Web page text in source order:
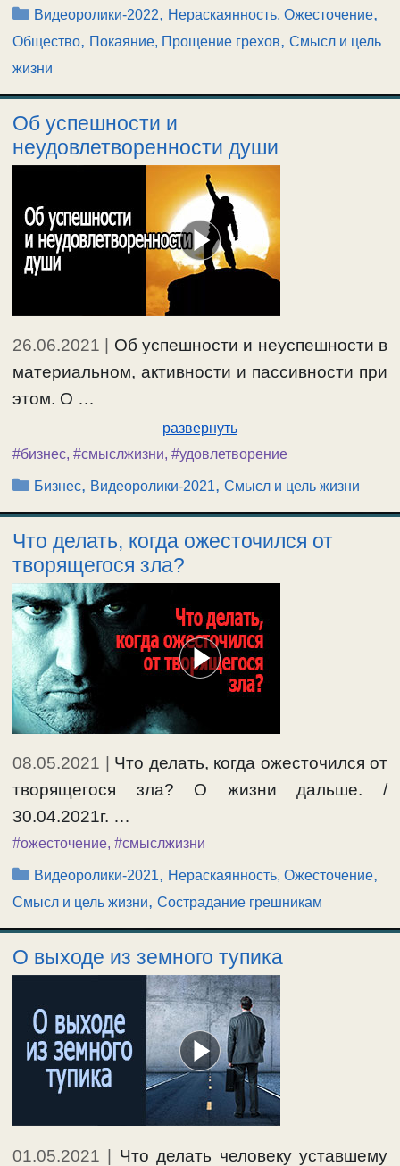
Рубрики
Видеоролики-2022, Нераскаянность, Ожесточение,
Общество, Покаяние, Прощение грехов, Смысл и цель
жизни
Об успешности и
неудовлетворенности души
26.06.2021
Об успешности и неуспешности в
материальном, активности и пассивности при
этом. О …
развернуть
#бизнес, #смыслжизни, #удовлетворение
Рубрики
Бизнес, Видеоролики-2021,Смысл и цель жизни
Что делать, когда ожесточился от
творящегося зла?
08.05.2021
Что делать, когда ожесточился от
творящегося зла? О жизни дальше. /
30.04.2021г. …
#ожесточение, #смыслжизни
Рубрики
Видеоролики-2021, Нераскаянность, Ожесточение,
Смысл и цель жизни, Сострадание грешникам
О выходе из земного тупика
01.05.2021 | Что делать человеку уставшему